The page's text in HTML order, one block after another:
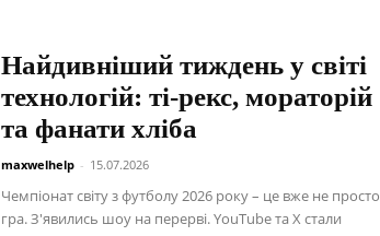
Найдивніший тиждень у світі
технологій: ті-рекс, мораторій
та фанати хліба
maxwelhelp - 15.07.2026
Чемпіонат світу з футболу 2026 року – це вже не просто
гра. З'явились шоу на перерві. YouTube та X стали